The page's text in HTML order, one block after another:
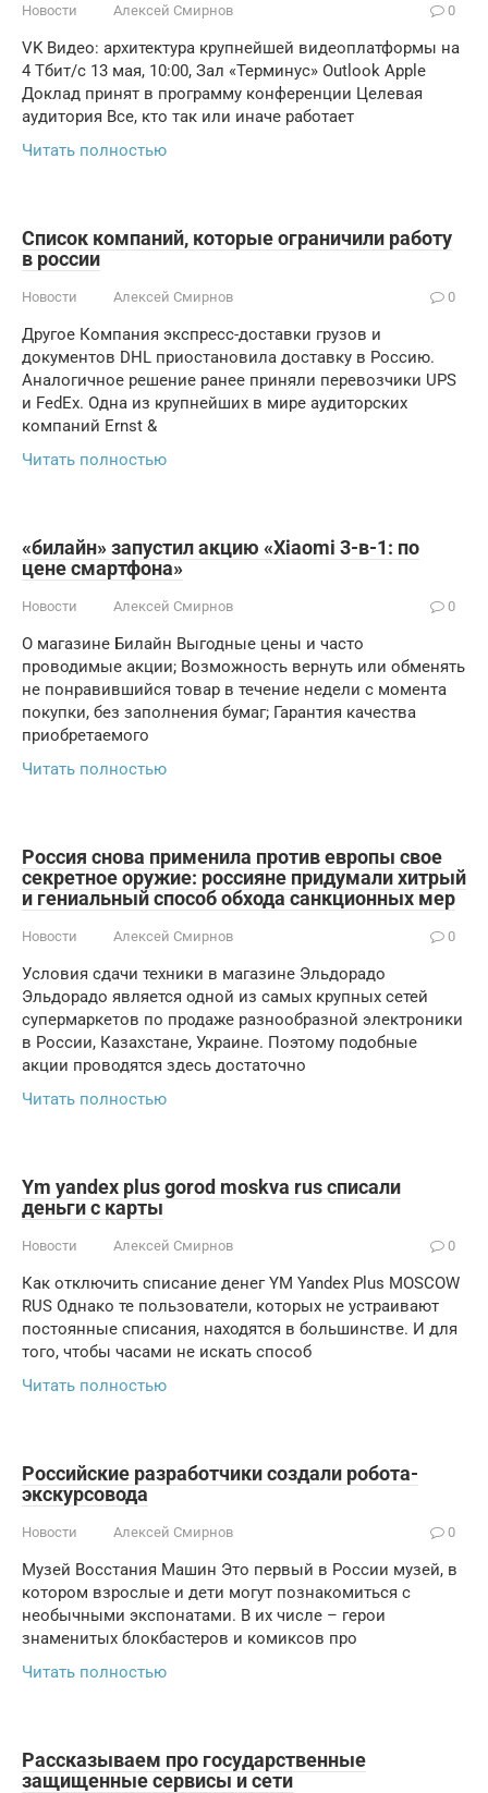
Новости Алексей Смирнов 0
VK Видео: архитектура крупнейшей видеоплатформы на
4 Тбит/с 13 мая, 10:00, Зал «Терминус» Outlook Apple
Доклад принят в программу конференции Целевая
аудитория Все, кто так или иначе работает
Читать полностью
Список компаний, которые ограничили работу
в россии
Новости Алексей Смирнов 0
Другое Компания экспресс-доставки грузов и
документов DHL приостановила доставку в Россию.
Аналогичное решение ранее приняли перевозчики UPS
и FedEx. Одна из крупнейших в мире аудиторских
компаний Ernst &
Читать полностью
«билайн» запустил акцию «Xiaomi 3-в-1: по
цене смартфона»
Новости Алексей Смирнов 0
О магазине Билайн Выгодные цены и часто
проводимые акции; Возможность вернуть или обменять
не понравившийся товар в течение недели с момента
покупки, без заполнения бумаг; Гарантия качества
приобретаемого
Читать полностью
Россия снова применила против европы свое
секретное оружие: россияне придумали хитрый
и гениальный способ обхода санкционных мер
Новости Алексей Смирнов 0
Условия сдачи техники в магазине Эльдорадо
Эльдорадо является одной из самых крупных сетей
супермаркетов по продаже разнообразной электроники
в России, Казахстане, Украине. Поэтому подобные
акции проводятся здесь достаточно
Читать полностью
Ym yandex plus gorod moskva rus списали
деньги с карты
Новости Алексей Смирнов 0
Как отключить списание денег YM Yandex Plus MOSCOW
RUS Однако те пользователи, которых не устраивают
постоянные списания, находятся в большинстве. И для
того, чтобы часами не искать способ
Читать полностью
Российские разработчики создали робота-
экскурсовода
Новости Алексей Смирнов 0
Музей Восстания Машин Это первый в России музей, в
котором взрослые и дети могут познакомиться с
необычными экспонатами. В их числе – герои
знаменитых блокбастеров и комиксов про
Читать полностью
Рассказываем про государственные
защищенные сервисы и сети